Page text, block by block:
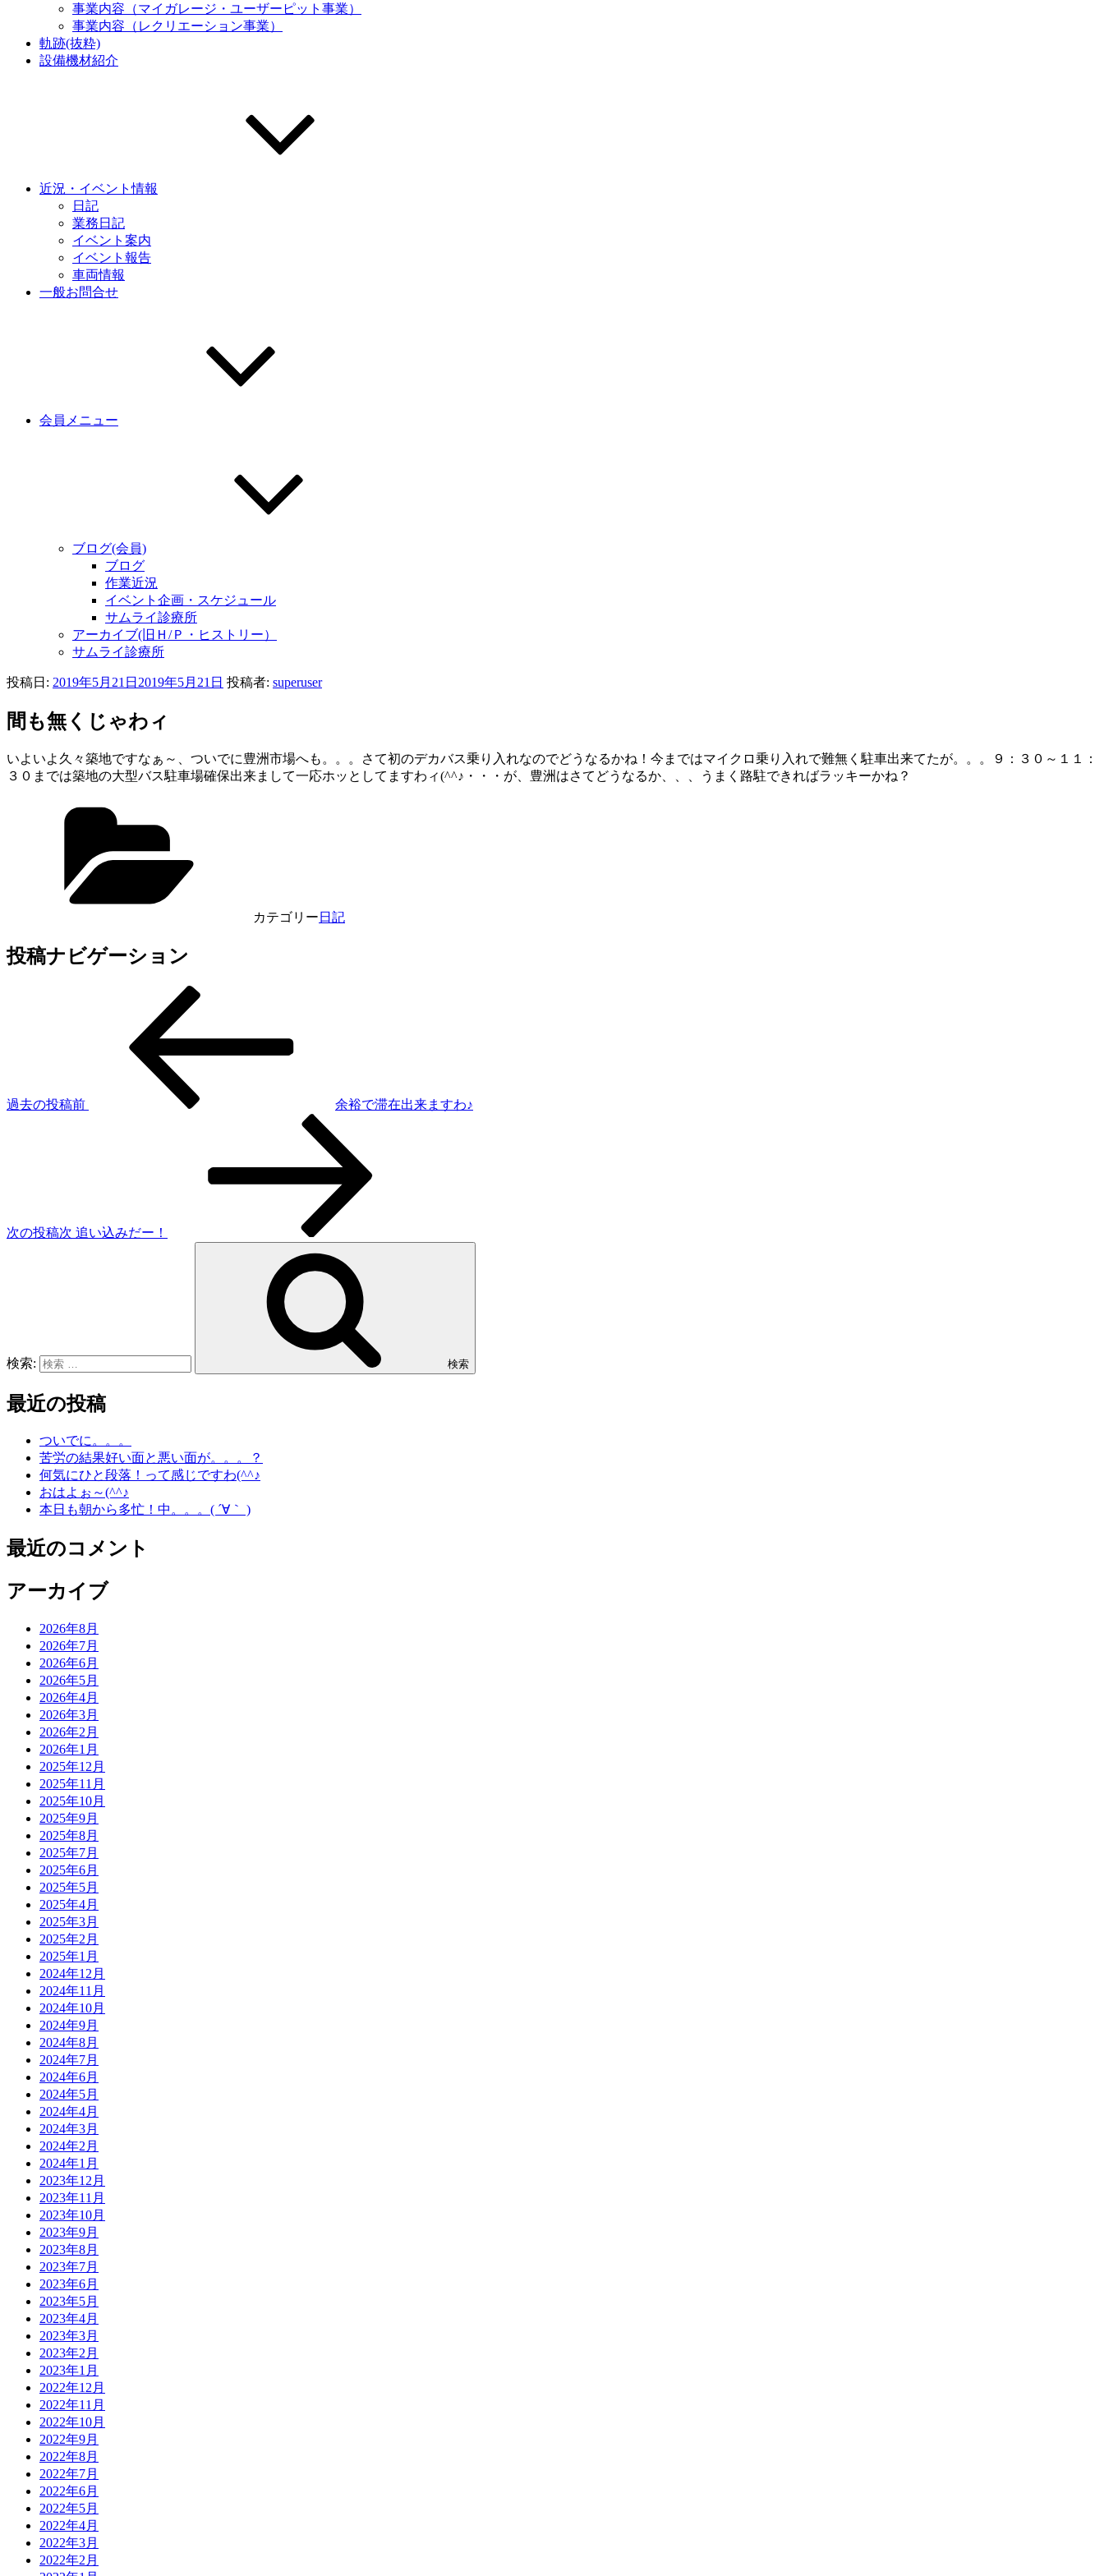
事業内容（マイガレージ・ユーザーピット事業）
事業内容（レクリエーション事業）
軌跡(抜粋)
設備機材紹介
近況・イベント情報
日記
業務日記
イベント案内
イベント報告
車両情報
一般お問合せ
会員メニュー
ブログ(会員)
ブログ
作業近況
イベント企画・スケジュール
サムライ診療所
アーカイブ(旧Ｈ/Ｐ・ヒストリー）
サムライ診療所
投稿日: 2019年5月21日 2019年5月21日 投稿者: superuser
間も無くじゃわィ
いよいよ久々築地ですなぁ～、ついでに豊洲市場へも。。。さて初のデカバス乗り入れなのでどうなるかね！今まではマイクロ乗り入れで難無く駐車出来てたが。。。９：３０～１１：
３０までは築地の大型バス駐車場確保出来まして一応ホッとしてますわィ(^^♪・・・が、豊洲はさてどうなるか、、、うまく路駐できればラッキーかね？
カテゴリー 日記
投稿ナビゲーション
過去の投稿前 余裕で滞在出来ますわ♪
次の投稿次 追い込みだー！
検索: 検索
最近の投稿
ついでに。。。
苦労の結果好い面と悪い面が。。。？
何気にひと段落！って感じですわ(^^♪
おはよぉ～(^^♪
本日も朝から多忙！中。。。( ´∀｀ )
最近のコメント
アーカイブ
2026年8月
2026年7月
2026年6月
2026年5月
2026年4月
2026年3月
2026年2月
2026年1月
2025年12月
2025年11月
2025年10月
2025年9月
2025年8月
2025年7月
2025年6月
2025年5月
2025年4月
2025年3月
2025年2月
2025年1月
2024年12月
2024年11月
2024年10月
2024年9月
2024年8月
2024年7月
2024年6月
2024年5月
2024年4月
2024年3月
2024年2月
2024年1月
2023年12月
2023年11月
2023年10月
2023年9月
2023年8月
2023年7月
2023年6月
2023年5月
2023年4月
2023年3月
2023年2月
2023年1月
2022年12月
2022年11月
2022年10月
2022年9月
2022年8月
2022年7月
2022年6月
2022年5月
2022年4月
2022年3月
2022年2月